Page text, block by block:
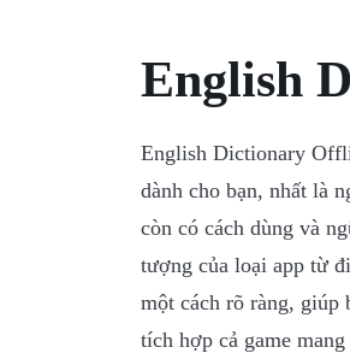
English
English Dictionary
dành cho bạn, nhất là
còn có cách dùng và
tượng của loại app từ
một cách rõ ràng, giúp
tích hợp cả game